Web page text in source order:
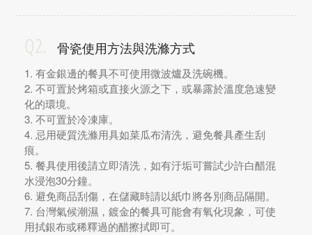
Q2. 骨瓷使用方法與洗滌方式
1. 有金銀邊的餐具不可使用微波爐及洗碗機。
2. 不可置於烤箱或直接火源之下，或暴露於溫度急速變
化的環境。
3. 不可置於冷凍庫。
4. 忌用硬質洗滌用具如菜瓜布清洗，避免餐具產生刮
痕。
5. 餐具使用後請立即清洗，如有汙垢可嘗試少許白醋混
水浸泡30分鐘。
6. 避免商品刮傷，在儲藏時請以紙巾將各別商品隔開。
7. 台灣氣候潮濕，鍍金的餐具可能會有氧化現象，可使
用拭銀布或稀釋過的醋擦拭即可。